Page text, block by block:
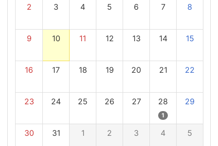
2 3 4 5 6 7 8
9 10 11 12 13 14 15
16 17 18 19 20 21 22
23 24 25 26 27 28
1
29
30 31 1 2 3 4 5